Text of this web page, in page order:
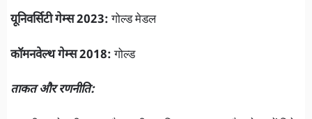
यूनिवर्सिटी गेम्स 2023:गोल्ड मेडल
कॉमनवेल्थ गेम्स 2018:गोल्ड
ताकत और रणनीति: